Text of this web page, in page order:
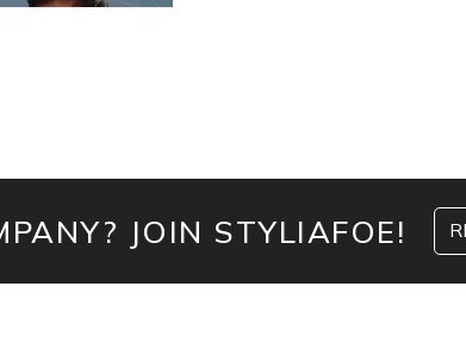
JOIN STYLIAFOE!